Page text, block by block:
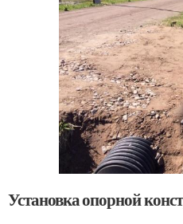
Установка опорной